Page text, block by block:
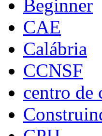
Beginner
CAE
Calábria
CCNSF
centro de